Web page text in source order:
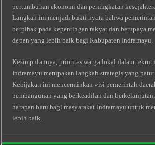
pertumbuhan ekonomi dan peningkatan
Langkah ini menjadi bukti nyata bahwa
berpihak pada kepentingan rakyat dan berupaya
depan yang lebih baik bagi Kabupaten Indramayu.
Kesimpulannya, prioritas warga lokal dalam
Indramayu merupakan langkah strategis yang
Kebijakan ini mencerminkan visi pemerintah
pembangunan yang berkeadilan dan
harapan baru bagi masyarakat Indramayu untuk
lebih baik.